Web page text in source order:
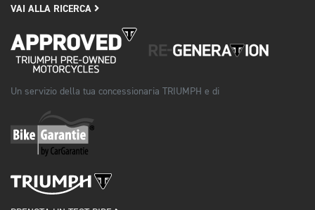
VAI ALLA RICERCA
Un servizio della tua concessionaria TRIUMPH e di